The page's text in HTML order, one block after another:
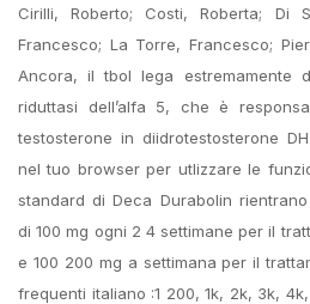
Cirilli, Roberto; Costi, Roberta; Di
Francesco; La Torre, Francesco;
Ancora, il tbol lega estremamente
riduttasi dell’alfa 5, che è
testosterone in diidrotestosterone
nel tuo browser per utlizzare le
standard di Deca Durabolin rientrano
di 100 mg ogni 2 4 settimane per il
e 100 200 mg a settimana per il
frequenti italiano :1 200, 1k, 2k, 3k,